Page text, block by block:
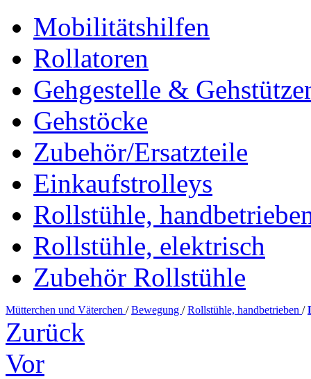
Mobilitätshilfen
Rollatoren
Gehgestelle &
Gehstöcke
Zubehör/Ersatzteile
Einkaufstrolleys
Rollstühle,
Rollstühle, elektrisch
Zubehör Rollstühle
Mütterchen und Väterchen / Bewegung / Rollstühle, handbetrieben /
Zurück
Vor